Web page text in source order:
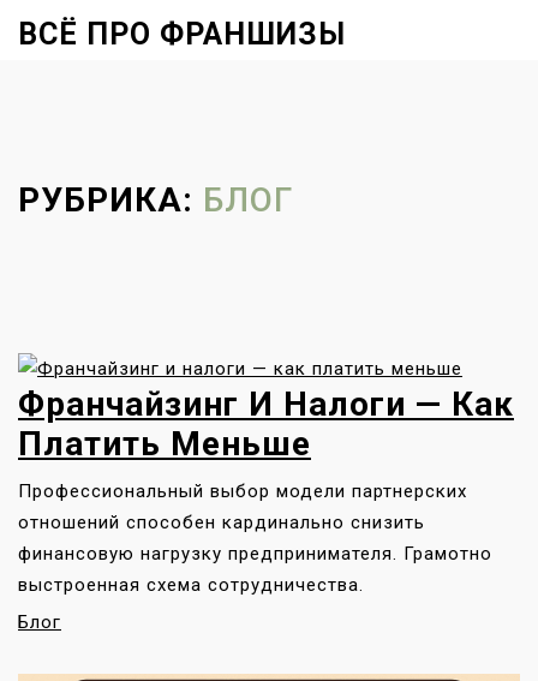
ВСЁ ПРО ФРАНШИЗЫ
РУБРИКА: БЛОГ
Франчайзинг И Налоги — Как
Платить Меньше
Профессиональный выбор модели партнерских
отношений способен кардинально снизить
финансовую нагрузку предпринимателя. Грамотно
выстроенная схема сотрудничества.
Блог